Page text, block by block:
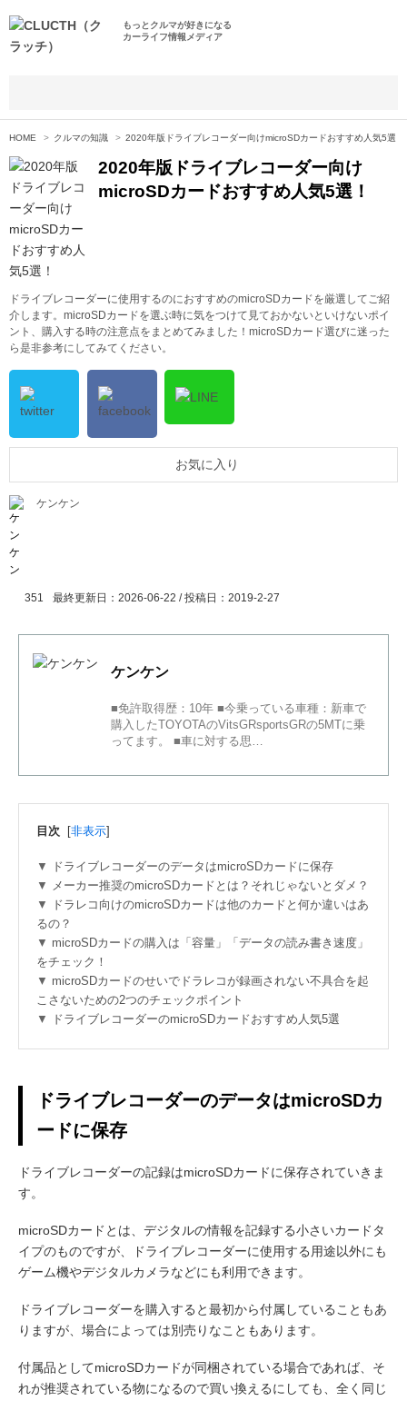
もっとクルマが好きになる
カーライフ情報メディア
HOME クルマの知識 2020年版ドライブレコーダー向けmicroSDカードおすすめ人気5選！
2020年版ドライブレコーダー向け
microSDカードおすすめ人気5選！
ドライブレコーダーに使用するのにおすすめのmicroSDカードを厳選してご紹
介します。microSDカードを選ぶ時に気をつけて見ておかないといけないポイ
ント、購入する時の注意点をまとめてみました！microSDカード選びに迷った
ら是非参考にしてみてください。
お気に入り
ケンケン
351 最終更新日：2026-06-22 / 投稿日： 2019-2-27
ケンケン
■免許取得歴：10年 ■今乗っている車種：新車で
購入したTOYOTAのVitsGRsportsGRの5MTに乗
ってます。 ■車に対する思…
目次 [非表示]
ドライブレコーダーのデータはmicroSDカードに保存
メーカー推奨のmicroSDカードとは？それじゃないとダメ？
ドラレコ向けのmicroSDカードは他のカードと何か違いはあ
るの？
microSDカードの購入は「容量」「データの読み書き速度」
をチェック！
microSDカードのせいでドラレコが録画されない不具合を起
こさないための2つのチェックポイント
ドライブレコーダーのmicroSDカードおすすめ人気5選
ドライブレコーダーのデータはmicroSDカ
ードに保存
ドライブレコーダーの記録はmicroSDカードに保存されていきま
す。
microSDカードとは、デジタルの情報を記録する小さいカードタ
イプのものですが、ドライブレコーダーに使用する用途以外にも
ゲーム機やデジタルカメラなどにも利用できます。
ドライブレコーダーを購入すると最初から付属していることもあ
りますが、場合によっては別売りなこともあります。
付属品としてmicroSDカードが同梱されている場合であれば、そ
れが推奨されている物になるので買い換えるにしても、全く同じ